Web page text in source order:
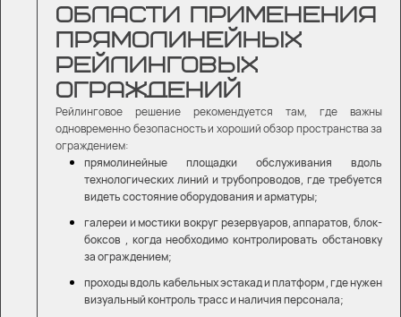
ОБЛАСТИ ПРИМЕНЕНИЯ
ПРЯМОЛИНЕЙНЫХ
РЕЙЛИНГОВЫХ
ОГРАЖДЕНИЙ
Рейлинговое решение рекомендуется там, где важны
одновременно безопасность и хороший обзор пространства за
ограждением:
прямолинейные площадки обслуживания вдоль
технологических линий и трубопроводов, где требуется
видеть состояние оборудования и арматуры;
галереи и мостики вокруг резервуаров, аппаратов, блок-
боксов , когда необходимо контролировать обстановку
за ограждением;
проходы вдоль кабельных эстакад и платформ , где нужен
визуальный контроль трасс и наличия персонала;